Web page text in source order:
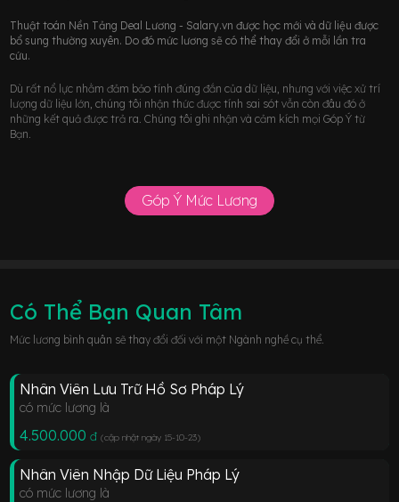
Thuật toán Nền Tảng Deal Lương - Salary.vn được học mới và dữ liệu được
bổ sung thường xuyên. Do đó mức lương sẽ có thể thay đổi ở mỗi lần tra
cứu.
Dù rất nổ lực nhằm đảm bảo tính đúng đắn của dữ liệu, nhưng với việc xử trí
lượng dữ liệu lớn, chúng tôi nhận thức được tính sai sót vẫn còn đâu đó ở
những kết quả được trả ra. Chúng tôi ghi nhận và cảm kích mọi Góp Ý từ
Bạn.
Góp Ý Mức Lương
Có Thể Bạn Quan Tâm
Mức lương bình quân sẽ thay đổi đối với một Ngành nghề cụ thể.
Nhân Viên Lưu Trữ Hồ Sơ Pháp Lý
có mức lương là
4.500.000 đ (cập nhật ngày 15-10-23)
Nhân Viên Nhập Dữ Liệu Pháp Lý
có mức lương là